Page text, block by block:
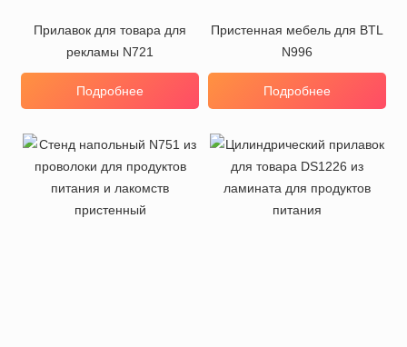
Прилавок для товара для
рекламы N721
Подробнее
Пристенная мебель для BTL
N996
Подробнее